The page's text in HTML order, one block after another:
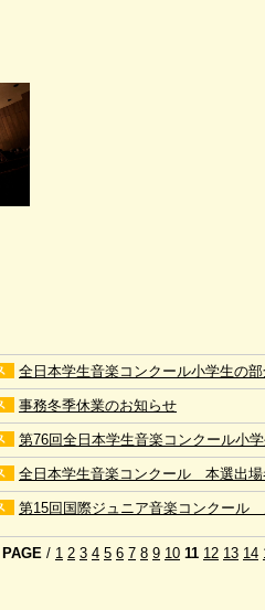
全日本学生音楽コンクール小学生の
事務冬季休業のお知らせ
第76回全日本学生音楽コンクール小
全日本学生音楽コンクール 本選出場
第15回国際ジュニア音楽コンクール
PAGE / 1 2 3 4 5 6 7 8 9 10 11 12 13 14